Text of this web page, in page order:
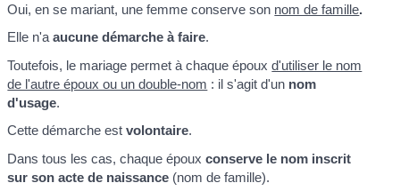
Oui, en se mariant, une femme conserve son nom de famille.
Elle n'aaucune démarche à faire.
Toutefois, le mariage permet à chaque épouxd'utiliser le nom
de l'autre époux ou un double-nom : il s'agit d'un nom
d'usage.
Cette démarche estvolontaire.
Dans tous les cas, chaque épouxconserve le nom inscrit
sur son acte de naissance (nom de famille).